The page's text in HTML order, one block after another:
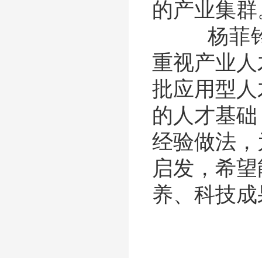
的产业集
杨菲铃
重视产业
批应用型
的人才基
经验做法
启发，希
养、科技